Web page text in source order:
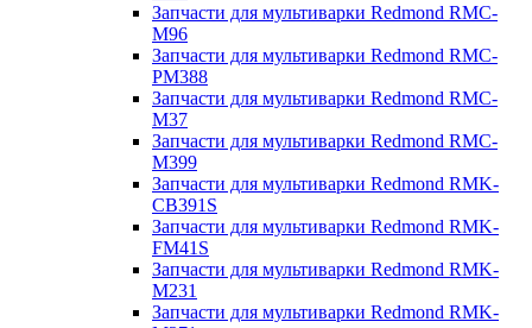
Запчасти для мультиварки Redmond RMC-
M96
Запчасти для мультиварки Redmond RMC-
PM388
Запчасти для мультиварки Redmond RMC-
M37
Запчасти для мультиварки Redmond RMC-
M399
Запчасти для мультиварки Redmond RMK-
CB391S
Запчасти для мультиварки Redmond RMK-
FM41S
Запчасти для мультиварки Redmond RMK-
M231
Запчасти для мультиварки Redmond RMK-